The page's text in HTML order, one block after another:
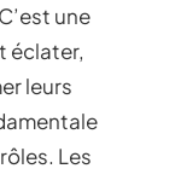
une
éclater,
leurs
Les